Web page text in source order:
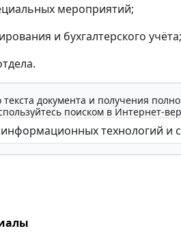
мероприятий;
и бухгалтерского учёта;
текста документа и получения
поиском в Интернет-